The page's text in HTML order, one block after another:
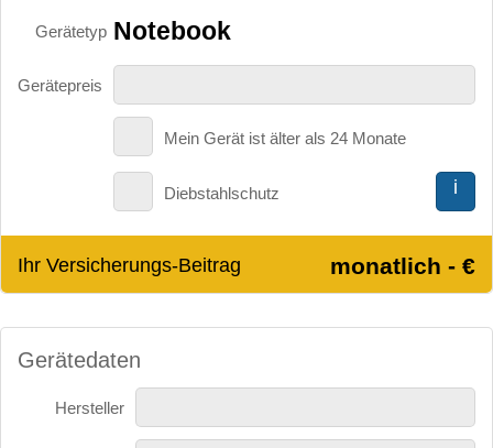
Gerätetyp Notebook
Gerätepreis
Mein Gerät ist älter als 24 Monate
i
Diebstahlschutz
Ihr Versicherungs-Beitrag monatlich - €
Gerätedaten
Hersteller